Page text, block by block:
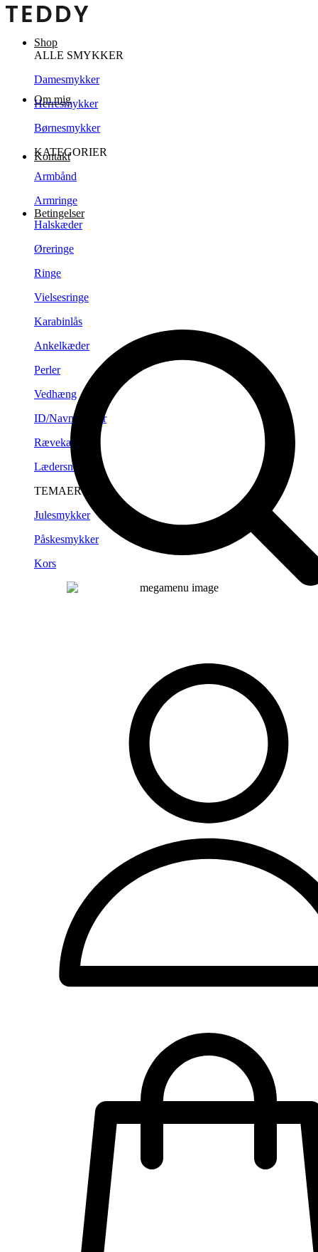
Shop
ALLE SMYKKER
Damesmykker
Herresmykker
Børnesmykker
KATEGORIER
Armbånd
Armringe
Halskæder
Øreringe
Ringe
Vielsesringe
Karabinlås
Ankelkæder
Perler
Vedhæng
ID/Navneplader
Rævekæder
Lædersnørre
TEMAER
Julesmykker
Påskesmykker
Kors
Om mig
Kontakt
Betingelser